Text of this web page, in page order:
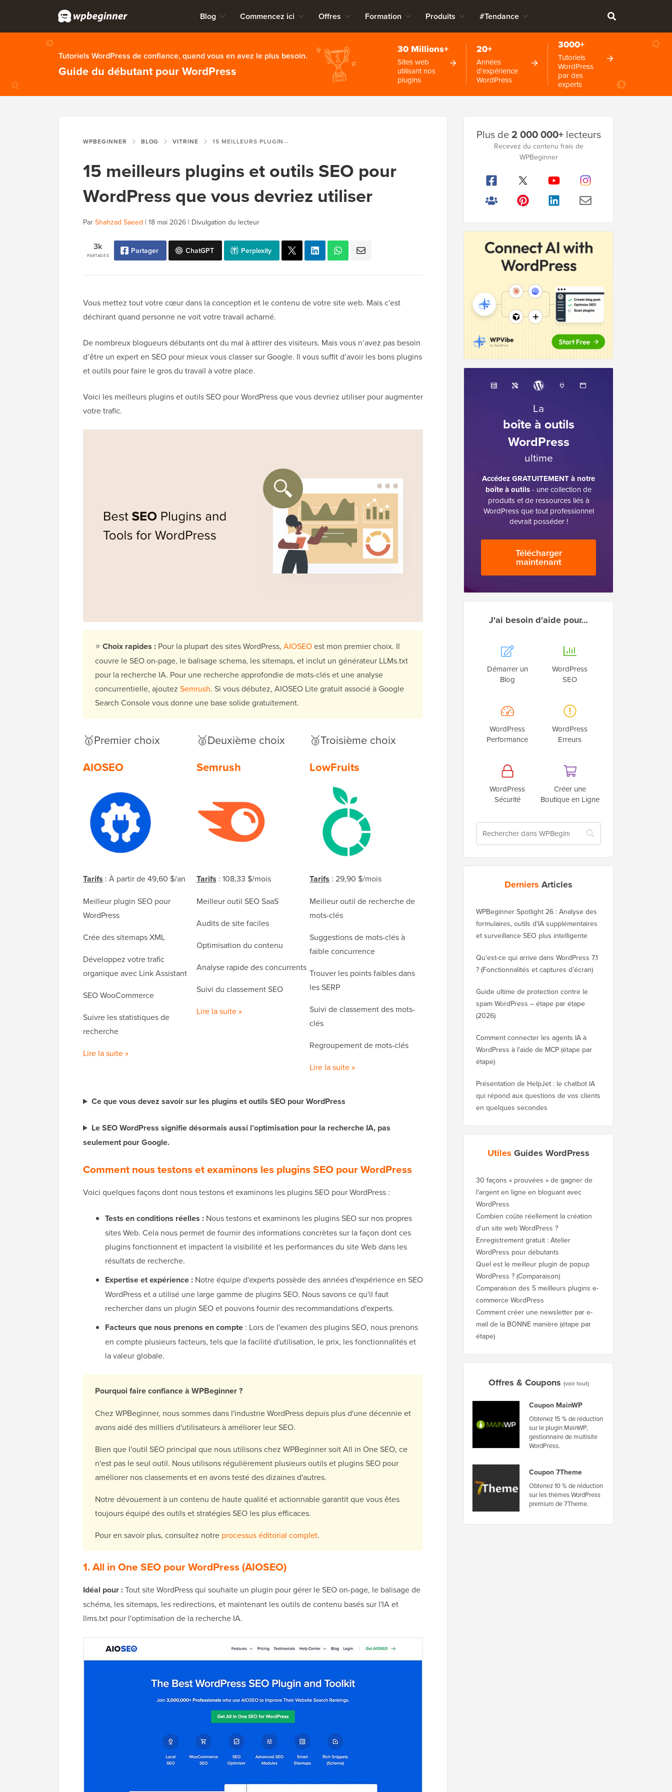
Blog Commencez ici Offres Formation Produits #Tendance
Tutoriels WordPress de confiance, quand vous en avez le plus besoin.
Guide du débutant pour WordPress
30 Millions+
Sites web
utilisant nos
plugins
20+
Années
d'expérience
WordPress
3000+
Tutoriels
WordPress
par des
experts
WPBEGINNER BLOG VITRINE 15 MEILLEURS PLUGINS ET OUTILS SEO POUR WORDPRESS QUE VOUS DEVRIEZ UTILISER
15 meilleurs plugins et outils SEO pour
WordPress que vous devriez utiliser
Par Shahzad Saeed | 18 mai 2026 | Divulgation du lecteur
PARTAGES
3k Partager ChatGPT Perplexity
Vous mettez tout votre cœur dans la conception et le contenu de votre site web. Mais c'est
déchirant quand personne ne voit votre travail acharné.
De nombreux blogueurs débutants ont du mal à attirer des visiteurs. Mais vous n’avez pas besoin
d’être un expert en SEO pour mieux vous classer sur Google. Il vous suffit d’avoir les bons plugins
et outils pour faire le gros du travail à votre place.
Voici les meilleurs plugins et outils SEO pour WordPress que vous devriez utiliser pour augmenter
votre trafic.
⭐ Choix rapides : Pour la plupart des sites WordPress, AIOSEOest mon premier choix. Il
couvre le SEO on-page, le balisage schema, les sitemaps, et inclut un générateur LLMs.txt
pour la recherche IA. Pour une recherche approfondie de mots-clés et une analyse
concurrentielle, ajoutez Semrush. Si vous débutez, AIOSEO Lite gratuit associé à Google
Search Console vous donne une base solide gratuitement.
🥇Premier choix
AIOSEO
Tarifs : À partir de 49,60 $/an
Meilleur plugin SEO pour
WordPress
Crée des sitemaps XML
Développez votre trafic
organique avec Link Assistant
SEO WooCommerce
Suivre les statistiques de
recherche
Lire la suite »
🥈Deuxième choix
Semrush
Tarifs : 108,33 $/mois
Meilleur outil SEO SaaS
Audits de site faciles
Optimisation du contenu
Analyse rapide des concurrents
Suivi du classement SEO
Lire la suite »
🥉Troisième choix
LowFruits
Tarifs : 29,90 $/mois
Meilleur outil de recherche de
mots-clés
Suggestions de mots-clés à
faible concurrence
Trouver les points faibles dans
les SERP
Suivi de classement des mots-
clés
Regroupement de mots-clés
Lire la suite »
Ce que vous devez savoir sur les plugins et outils SEO pour WordPress
Le SEO WordPress signifie désormais aussi l’optimisation pour la recherche IA, pas
seulement pour Google.
Comment nous testons et examinons les plugins SEO pour WordPress
Voici quelques façons dont nous testons et examinons les plugins SEO pour WordPress :
Tests en conditions réelles : Nous testons et examinons les plugins SEO sur nos propres
sites Web. Cela nous permet de fournir des informations concrètes sur la façon dont ces
plugins fonctionnent et impactent la visibilité et les performances du site Web dans les
résultats de recherche.
Expertise et expérience : Notre équipe d'experts possède des années d'expérience en SEO
WordPress et a utilisé une large gamme de plugins SEO. Nous savons ce qu'il faut
rechercher dans un plugin SEO et pouvons fournir des recommandations d'experts.
Facteurs que nous prenons en compte : Lors de l'examen des plugins SEO, nous prenons
en compte plusieurs facteurs, tels que la facilité d'utilisation, le prix, les fonctionnalités et
la valeur globale.
Pourquoi faire confiance à WPBeginner ?
Chez WPBeginner, nous sommes dans l'industrie WordPress depuis plus d'une décennie et
avons aidé des milliers d'utilisateurs à améliorer leur SEO.
Bien que l'outil SEO principal que nous utilisons chez WPBeginner soit All in One SEO, ce
n'est pas le seul outil. Nous utilisons régulièrement plusieurs outils et plugins SEO pour
améliorer nos classements et en avons testé des dizaines d'autres.
Notre dévouement à un contenu de haute qualité et actionnable garantit que vous êtes
toujours équipé des outils et stratégies SEO les plus efficaces.
Pour en savoir plus, consultez notre processus éditorial complet.
1. All in One SEO pour WordPress (AIOSEO)
Idéal pour :Tout site WordPress qui souhaite un plugin pour gérer le SEO on-page, le balisage de
schéma, les sitemaps, les redirections, et maintenant les outils de contenu basés sur l'IA et
llms.txt pour l'optimisation de la recherche IA.
latérale
Plus de2 000 000+lecteurs
Recevez du contenu frais de
WPBeginner
La
boîte à outils
WordPress
ultime
Accédez GRATUITEMENT à notre
boîte à outils- une collection de
produits et de ressources liés à
WordPress que tout professionnel
devrait posséder !
Télécharger
maintenant
J'ai besoin d'aide pour…
Démarrer un
Blog
WordPress
SEO
WordPress
Performance
WordPress
Erreurs
WordPress
Sécurité
Créer une
Boutique en Ligne
Derniers Articles
WPBeginner Spotlight 26 : Analyse des
formulaires, outils d'IA supplémentaires
et surveillance SEO plus intelligente
Qu'est-ce qui arrive dans WordPress 7.1
? (Fonctionnalités et captures d’écran)
Guide ultime de protection contre le
spam WordPress – étape par étape
(2026)
Comment connecter les agents IA à
WordPress à l'aide de MCP (étape par
étape)
Présentation de HelpJet : le chatbot IA
qui répond aux questions de vos clients
en quelques secondes
Utiles Guides WordPress
30 façons « prouvées » de gagner de
l'argent en ligne en bloguant avec
WordPress
Combien coûte réellement la création
d'un site web WordPress ?
Enregistrement gratuit : Atelier
WordPress pour débutants
Quel est le meilleur plugin de popup
WordPress ? (Comparaison)
Comparaison des 5 meilleurs plugins e-
commerce WordPress
Comment créer une newsletter par e-
mail de la BONNE manière (étape par
étape)
Offres & Coupons (voir tout)
Coupon MainWP
Obtenez 15 % de réduction
sur le plugin MainWP,
gestionnaire de multisite
WordPress.
Coupon 7Theme
Obtenez 10 % de réduction
sur les thèmes WordPress
premium de 7Theme.